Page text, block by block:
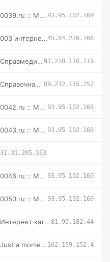
0039.ru :: Магазин доменных имен -- мговенная аренда и выкуп 93.95.102.169
003 интернет аптека. Главная. Продажа лекарств по низкой цен45.84.226.166
Справмедика - поиск и бронирование лекарств в аптеках Москвы 91.210.170.119
Справочная служба 003 - поиск лекарств по дешевым ценам. 89.232.115.252
0042.ru :: Магазин доменных имен -- мговенная аренда и выкуп 93.95.102.169
0043.ru :: Магазин доменных имен -- мговенная аренда и выкуп 93.95.102.169
31.31.205.163
0046.ru :: Магазин доменных имен -- мговенная аренда и выкуп 93.95.102.169
0050.ru :: Магазин доменных имен -- мговенная аренда и выкуп 93.95.102.169
Интернет каталог товаров, онлайн магазин 81.90.182.44
Just a moment... 162.159.152.4